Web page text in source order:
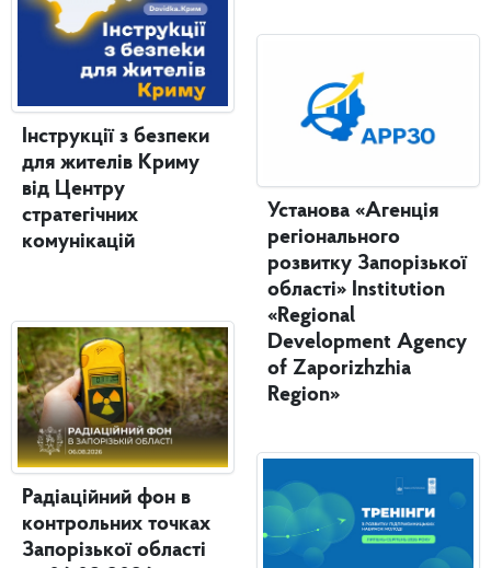
Інструкції з безпеки
для жителів Криму
від Центру
стратегічних
комунікацій
Радіаційний фон в
контрольних точках
Запорізької області
Установа «Агенція
регіонального
розвитку Запорізької
області» Institution
«Regional
Development Agency
of Zaporizhzhia
Region»